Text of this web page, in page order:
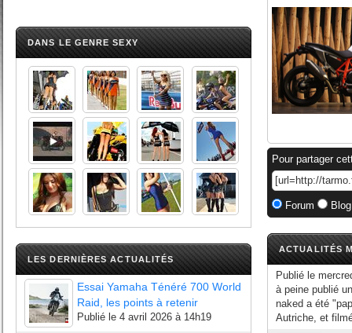
DANS LE GENRE SEXY
LES DERNIÈRES ACTUALITÉS
Essai Yamaha Ténéré 700 World
Raid, les points à retenir
Publié le 4 avril 2026 à 14h19
Pour partager
Forum
ACTUALITÉS
Publié le
à peine publié
naked a été
Autriche, et